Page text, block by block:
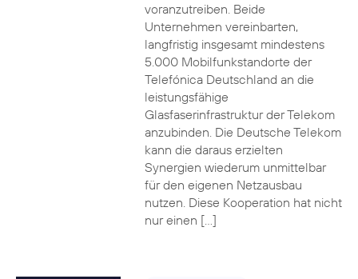
voranzutreiben. Beide
Unternehmen vereinbarten,
langfristig insgesamt mindestens
5.000 Mobilfunkstandorte der
Telefónica Deutschland an die
leistungsfähige
Glasfaserinfrastruktur der Telekom
anzubinden. Die Deutsche Telekom
kann die daraus erzielten
Synergien wiederum unmittelbar
für den eigenen Netzausbau
nutzen. Diese Kooperation hat nicht
nur einen […]